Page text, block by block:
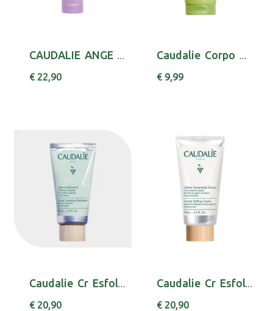
CAUDALIE ANGE DES VIGNES EAU PARF 50ML
€ 22,90
Caudalie Corpo Gel Duche Fle Vigne 200ml
€ 9,99
Caudalie Cr Esfol Desincrust 75ml
€ 20,90
Caudalie Cr Esfol Suave 75ml
€ 20,90